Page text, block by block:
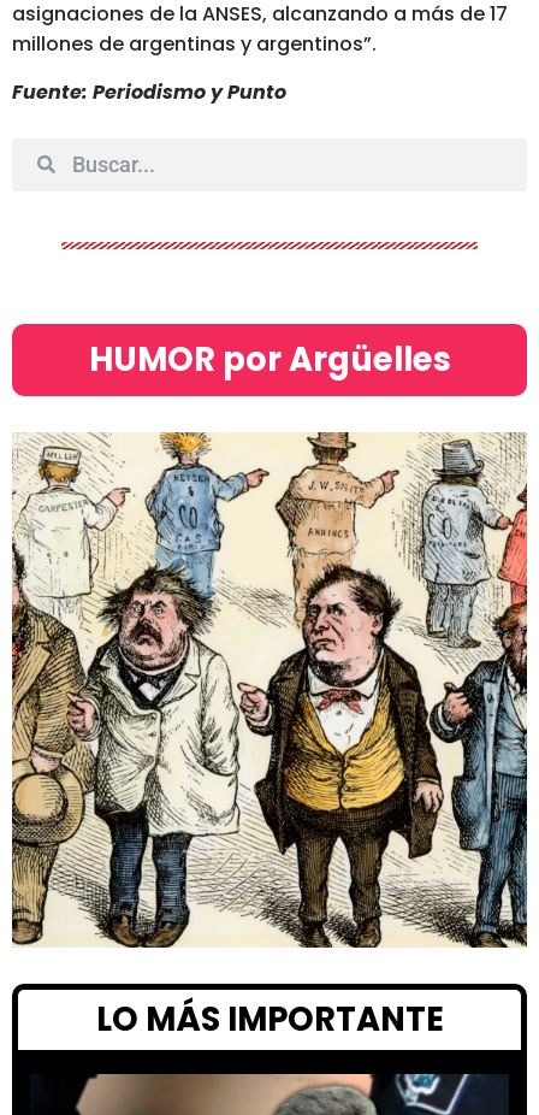
asignaciones de la ANSES, alcanzando a más de 17
millones de argentinas y argentinos”.
Fuente: Periodismo y Punto
HUMOR por Argüelles​
LO MÁS IMPORTANTE